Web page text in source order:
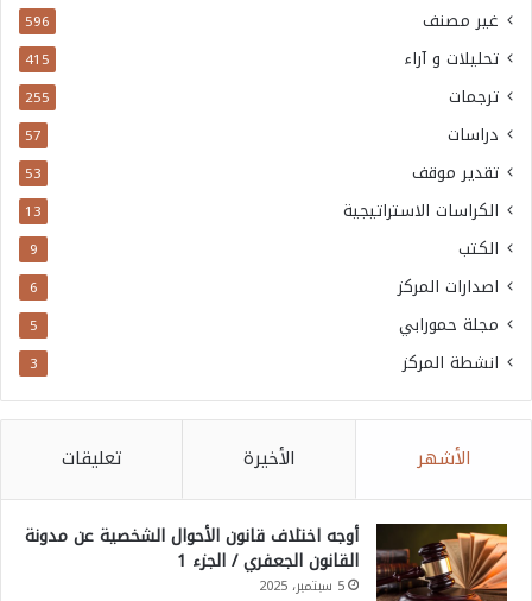
غير مصنف 596
تحليلات و آراء 415
ترجمات 255
دراسات 57
تقدير موقف 53
الكراسات الاستراتيجية 13
الكتب 9
اصدارات المركز 6
مجلة حمورابي 5
انشطة المركز 3
الأشهر الأخيرة تعليقات
أوجه اختلاف قانون الأحوال الشخصية عن مدونة
القانون الجعفري / الجزء 1
5 سبتمبر، 2025